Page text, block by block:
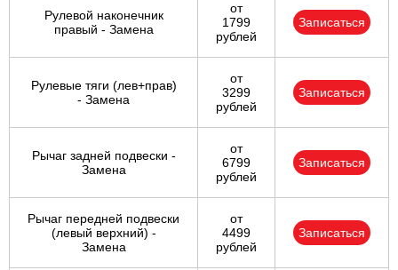
Рулевой наконечник
правый - Замена
от
1799
рублей
Записаться
Рулевые тяги (лев+прав)
- Замена
от
3299
рублей
Записаться
Рычаг задней подвески -
Замена
от
6799
рублей
Записаться
Рычаг передней подвески
(левый верхний) -
Замена
от
4499
рублей
Записаться